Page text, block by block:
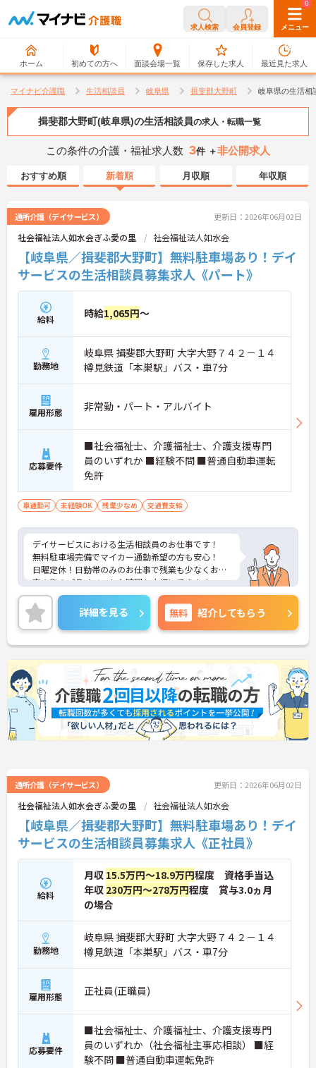
求人検索 会員登録 メニュー
ホーム 初めての方へ 面談会場一覧
0
保存した求人
0
最近見た求人
マイナビ介護職 生活相談員 岐阜県 揖斐郡大野町 岐阜県の生活相
揖斐郡大野町(岐阜県)の生活相談員の求人・転職一覧
この条件の介護・福祉求人数 3件 ＋非公開求人
おすすめ順 新着順 月収順 年収順
通所介護（デイサービス） 更新日：2026年06月02日
社会福祉法人如水会ぎふ愛の里 社会福祉法人如水会
【岐阜県／揖斐郡大野町】無料駐車場あり！デイ
サービスの生活相談員募集求人《パート》
給料 時給1,065円～
勤務地
岐阜県 揖斐郡大野町 大字大野７４２－１４
樽見鉄道「本巣駅」バス・車7分
雇用形態 非常勤・パート・アルバイト
応募要件
■社会福祉士、介護福祉士、介護支援専門
員のいずれか ■経験不問 ■普通自動車運転
免許
車通勤可 未経験OK 残業少なめ 交通費支給
デイサービスにおける生活相談員のお仕事です！
無料駐車場完備でマイカー通勤希望の方も安心！
日曜定休！日勤帯のみのお仕事で残業も少なくお仕
事の後のプライベートな時間も大切にできます。
ご興味ある方には、面接のポイントなど、さらに詳
細をお話致しますのでお気軽にご相談ください。
詳細を見る 無料 紹介してもらう
通所介護（デイサービス） 更新日：2026年06月02日
社会福祉法人如水会ぎふ愛の里 社会福祉法人如水会
【岐阜県／揖斐郡大野町】無料駐車場あり！デイ
サービスの生活相談員募集求人《正社員》
給料
月収 15.5万円～18.9万円程度 資格手当込
年収 230万円～278万円程度 賞与3.0ヵ月
の場合
勤務地
岐阜県 揖斐郡大野町 大字大野７４２－１４
樽見鉄道「本巣駅」バス・車7分
雇用形態 正社員(正職員)
応募要件
■社会福祉士、介護福祉士、介護支援専門
員のいずれか（社会福祉主事応相談） ■経
験不問 ■普通自動車運転免許